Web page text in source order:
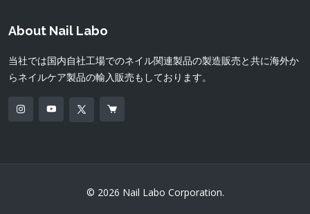
About Nail Labo
当社では国内自社工場でのネイル関連製品の製造販売と共に海外か
らネイルケア製品の輸入販売もしております。
© 2026 Nail Labo Corporation.